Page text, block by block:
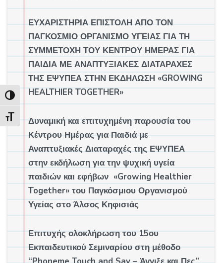
Εναλλαγή Υψηλής Αντίθεσης
Εναλλαγή Μεγέθους Γραμμάτων
ΕΥΧΑΡΙΣΤΗΡΙΑ ΕΠΙΣΤΟΛΗ ΑΠΟ ΤΟΝ
ΠΑΓΚΟΣΜΙΟ ΟΡΓΑΝΙΣΜΟ ΥΓΕΙΑΣ ΓΙΑ ΤΗ
ΣΥΜΜΕΤΟΧΗ ΤΟΥ ΚΕΝΤΡΟΥ ΗΜΕΡΑΣ ΓΙΑ
ΠΑΙΔΙΑ ΜΕ ΑΝΑΠΤΥΞΙΑΚΕΣ ΔΙΑΤΑΡΑΧΕΣ
ΤΗΣ ΕΨΥΠΕΑ ΣΤΗΝ ΕΚΔΗΛΩΣΗ «GROWING
HEALTHIER TOGETHER»
Δυναμική και επιτυχημένη παρουσία του
Κέντρου Ημέρας για Παιδιά με
Αναπτυξιακές Διαταραχές της ΕΨΥΠΕΑ
στην εκδήλωση για την ψυχική υγεία
παιδιών και εφήβων «Growing Healthier
Together» του Παγκόσμιου Οργανισμού
Υγείας στο Άλσος Κηφισιάς
Επιτυχής ολοκλήρωση του 15ου
Εκπαιδευτικού Σεμιναρίου στη μέθοδο